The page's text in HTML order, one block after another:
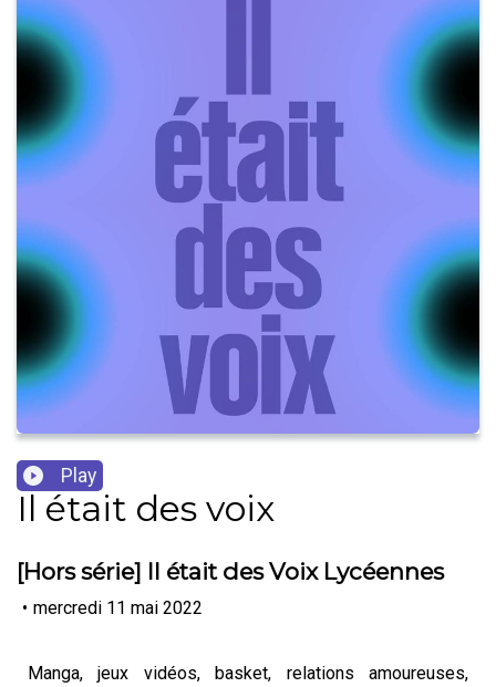
Play
Il était des voix
[Hors série] Il était des Voix Lycéennes
• mercredi 11 mai 2022
Manga, jeux vidéos, basket, relations amoureuses,